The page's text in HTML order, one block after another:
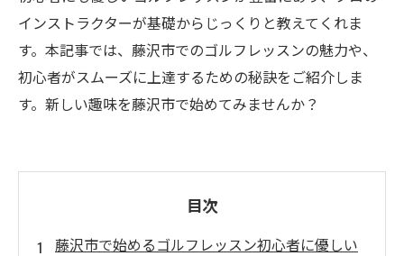
インストラクターが基礎からじっくりと教えてくれま
す。本記事では、藤沢市でのゴルフレッスンの魅力や、
初心者がスムーズに上達するための秘訣をご紹介しま
す。新しい趣味を藤沢市で始めてみませんか？
目次
藤沢市で始めるゴルフレッスン初心者に優しい